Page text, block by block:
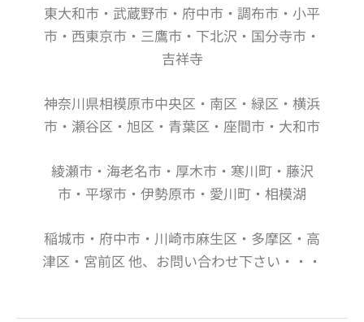
東大和市・武蔵野市・府中市・調布市・小平
市・西東京市・三鷹市・下北沢・国分寺市・
吉祥寺
神奈川県相模原市中央区・南区・緑区・横浜
市・瀬谷区・旭区・青葉区・座間市・大和市
綾瀬市・海老名市・厚木市・寒川町・藤沢
市・平塚市・伊勢原市・愛川町・相模湖
稲城市・府中市・川崎市麻生区・多摩区・高
津区・宮前区 他、お問い合わせ下さい・・・